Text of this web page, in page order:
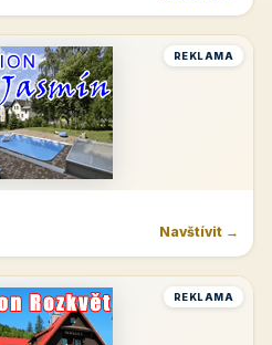
REKLAMA
Navštívit →
REKLAMA